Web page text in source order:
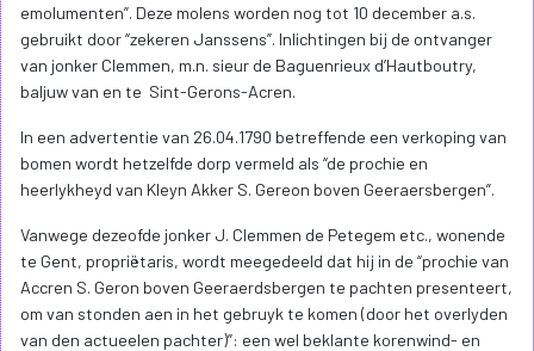
emolumenten”. Deze molens worden nog tot 10 december a.s.
gebruikt door “zekeren Janssens”. Inlichtingen bij de ontvanger
van jonker Clemmen, m.n. sieur de Baguenrieux d’Hautboutry,
baljuw van en te Sint-Gerons-Acren.
In een advertentie van 26.04.1790 betreffende een verkoping van
bomen wordt hetzelfde dorp vermeld als “de prochie en
heerlykheyd van Kleyn Akker S. Gereon boven Geeraersbergen”.
Vanwege dezeofde jonker J. Clemmen de Petegem etc., wonende
te Gent, propriëtaris, wordt meegedeeld dat hij in de “prochie van
Accren S. Geron boven Geeraerdsbergen te pachten presenteert,
om van stonden aen in het gebruyk te komen (door het overlyden
van den actueelen pachter)”: een wel beklante korenwind- en